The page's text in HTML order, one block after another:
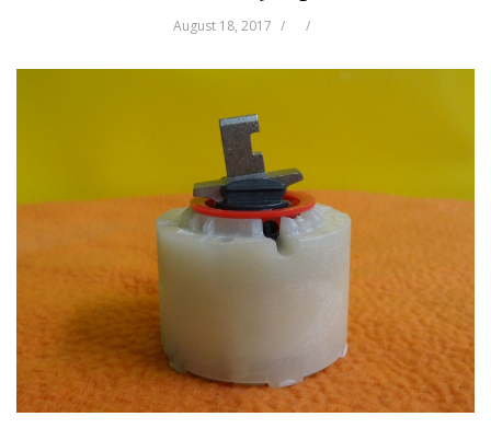
August 18, 2017